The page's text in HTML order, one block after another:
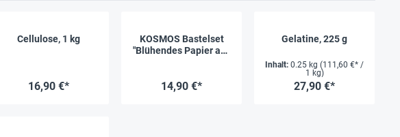
Cellulose, 1 kg
16,90 €*
KOSMOS Bastelset
"Blühendes Papier aus
14,90 €*
Gelatine, 225 g
Inhalt: 0.25 kg (111,60 €* /
1 kg)
27,90 €*